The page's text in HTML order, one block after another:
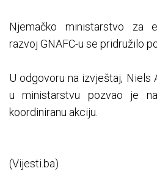
Njemačko ministarstvo za
razvoj GNAFC-u se pridružilo
U odgovoru na izvještaj, Niels
u ministarstvu pozvao je
koordiniranu akciju.
(Vijesti.ba)